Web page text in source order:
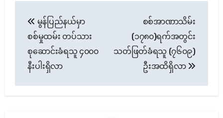
navigation
မွန်ပြည်နယ်မှာ
စစ်မှုထမ်း တပ်သား
စုဆောင်းခံရသူ ၄၀၀၀
နီးပါးရှိလာ
စစ်အာဏာသိမ်း
(၁၇၈၀)ရက်အတွင်း
သတ်ဖြတ်ခံရသူ (၇၆၀၉)
ဦးအထိရှိလာ